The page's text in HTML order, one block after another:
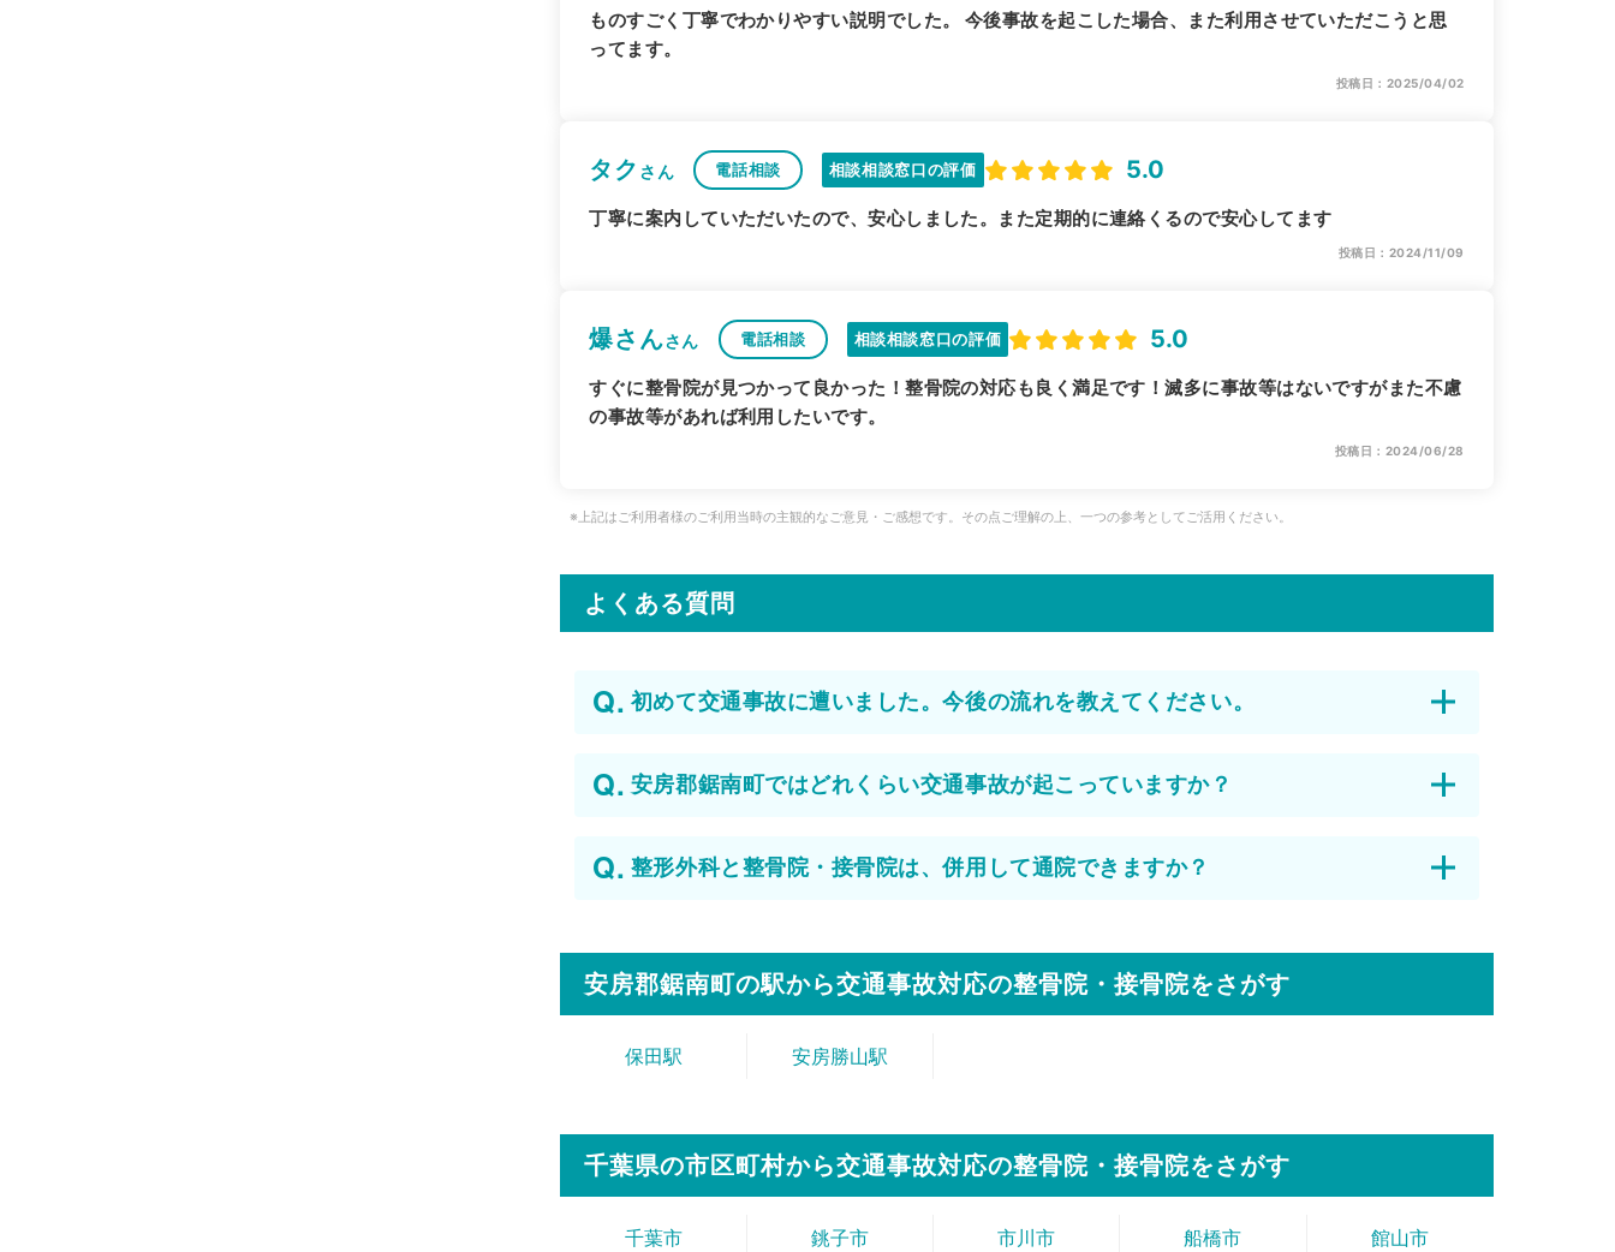
ものすごく丁寧でわかりやすい説明でした。 今後事故を起こした場合、また利用させていただこうと思
ってます。
投稿日：2025/04/02
タク さん 電話相談 相談相談窓口の評価 5.0
丁寧に案内していただいたので、安心しました。また定期的に連絡くるので安心してます
投稿日：2024/11/09
爆さんさん 電話相談 相談相談窓口の評価 5.0
すぐに整骨院が見つかって良かった！整骨院の対応も良く満足です！滅多に事故等はないですがまた不慮
の事故等があれば利用したいです。
投稿日：2024/06/28
※上記はご利用者様のご利用当時の主観的なご意見・ご感想です。その点ご理解の上、一つの参考としてご活用ください。
よくある質問
初めて交通事故に遭いました。今後の流れを教えてください。
安房郡鋸南町ではどれくらい交通事故が起こっていますか？
整形外科と整骨院・接骨院は、併用して通院できますか？
安房郡鋸南町の駅から交通事故対応の整骨院・接骨院をさがす
保田駅 安房勝山駅
千葉県の市区町村から交通事故対応の整骨院・接骨院をさがす
千葉市 銚子市 市川市 船橋市 館山市